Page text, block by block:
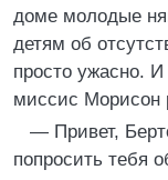
доме молодые
детям об
просто ужасно. И
миссис Морисон
— Привет,
попросить тебя